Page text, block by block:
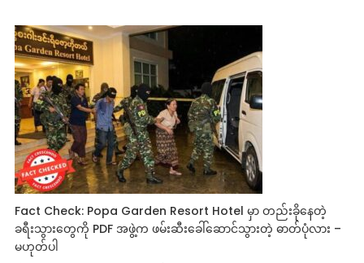
Fact Check: Popa Garden Resort Hotel မှာ တည်းခိုနေတဲ့
ခရီးသွားတွေကို PDF အဖွဲ့က ဖမ်းဆီးခေါ်ဆောင်သွားတဲ့ ဓာတ်ပုံလား –
မဟုတ်ပါ